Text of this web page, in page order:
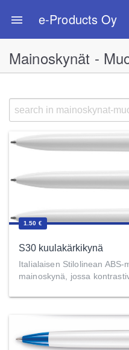
menu e-Products Oy
Mainoskynät -
1.50 €
S30 kuulakärkikynä
Italialaisen Stilolinean ABS-
mainoskynä, jossa